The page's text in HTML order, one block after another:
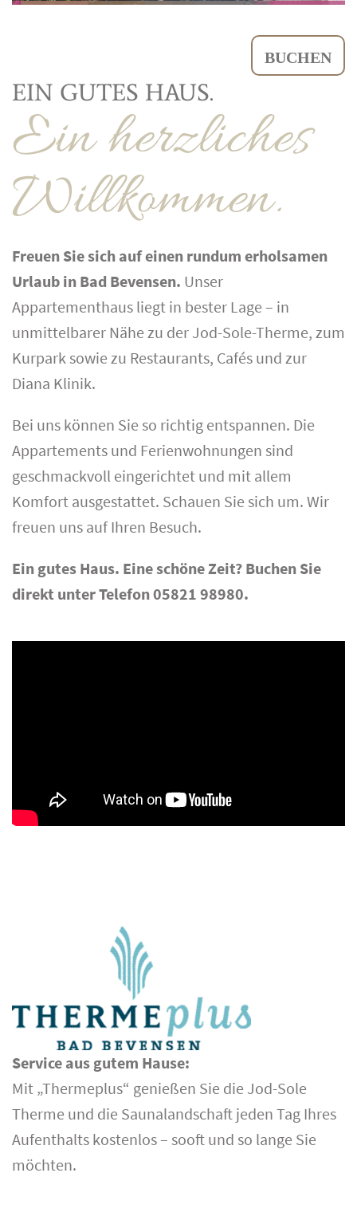
BUCHEN
EIN GUTES HAUS.
Ein herzliches
Willkommen.
Freuen Sie sich auf einen rundum erholsamen
Urlaub in Bad Bevensen. Unser
Appartementhaus liegt in bester Lage – in
unmittelbarer Nähe zu der Jod-Sole-Therme, zum
Kurpark sowie zu Restaurants, Cafés und zur
Diana Klinik.
Bei uns können Sie so richtig entspannen. Die
Appartements und Ferienwohnungen sind
geschmackvoll eingerichtet und mit allem
Komfort ausgestattet. Schauen Sie sich um. Wir
freuen uns auf Ihren Besuch.
Ein gutes Haus. Eine schöne Zeit? Buchen Sie
direkt unter Telefon 05821 98980.
Service aus gutem Hause:
Mit „Thermeplus“ genießen Sie die Jod-Sole
Therme und die Saunalandschaft jeden Tag Ihres
Aufenthalts kostenlos – sooft und so lange Sie
möchten.